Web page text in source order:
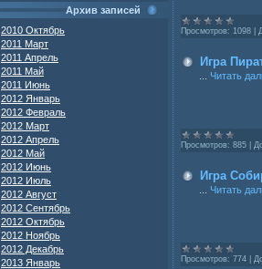
Архив записей
2010 Октябрь
2011 Март
2011 Апрель
2011 Май
2011 Июнь
2012 Январь
2012 Февраль
2012 Март
2012 Апрель
2012 Май
2012 Июнь
2012 Июль
2012 Август
2012 Сентябрь
2012 Октябрь
2012 Ноябрь
2012 Декабрь
2013 Январь
Просмотров: 1098
Игра
Читать
Просмотров: 885
Игра
Читать
Просмотров: 774